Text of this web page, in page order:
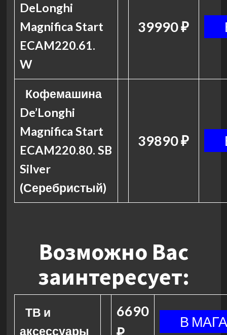
DeLonghi
Magnifica Start
ECAM220.61.
W
39990 ₽
Кофемашина
De’Longhi
Magnifica Start
ECAM220.80. SB
Silver
(Серебристый)
39890 ₽
Возможно Вас
заинтересует:
ТВ и
аксессуары
6690